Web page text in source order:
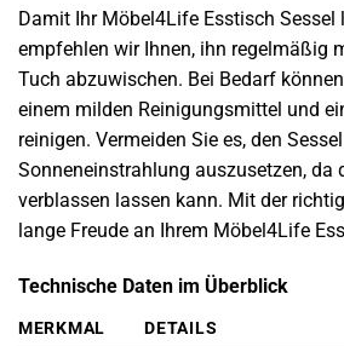
Damit Ihr Möbel4Life Esstisch Sessel
empfehlen wir Ihnen, ihn regelmäßig
Tuch abzuwischen. Bei Bedarf
einem milden Reinigungsmittel und
reinigen. Vermeiden Sie es, den
Sonneneinstrahlung auszusetzen, da
verblassen lassen kann. Mit der
lange Freude an Ihrem Möbel4Life
Technische Daten im Überblick
MERKMAL
DETAILS